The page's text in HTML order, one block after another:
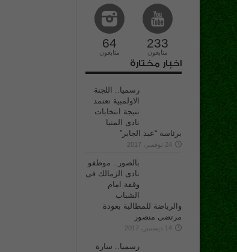
233
متابعون
64
متابعون
اخبار مختارة
رسميا.. اللجنة
الاولمبية تعتمد
نتيجة انتخابات
نادى المنيا
برئاسة “عبد الجابر”
24 نوفمبر، 2017
بالصور.. موظفو
نادى الزمالك فى
وقفة امام
الشباب
والرياضة للمطالبة بعودة
مرتضى منصور
14 ديسمبر، 2017
رسميا.. سارة